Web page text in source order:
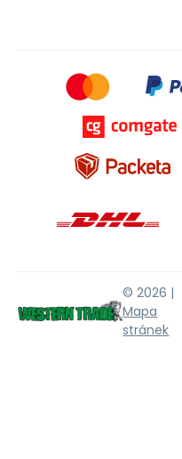
© 2026 |
Mapa
stránek